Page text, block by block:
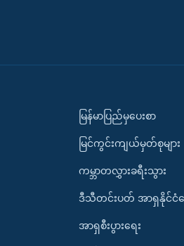
မြန်မာပြည်မှပေးစာ
မြင်ကွင်းကျယ်မှတ်စုများ
ကမ္ဘာတလွှားခရီးသွား
ဒီသီတင်းပတ် အာရှနိုင်ငံရ
အာရှစီးပွားရေး